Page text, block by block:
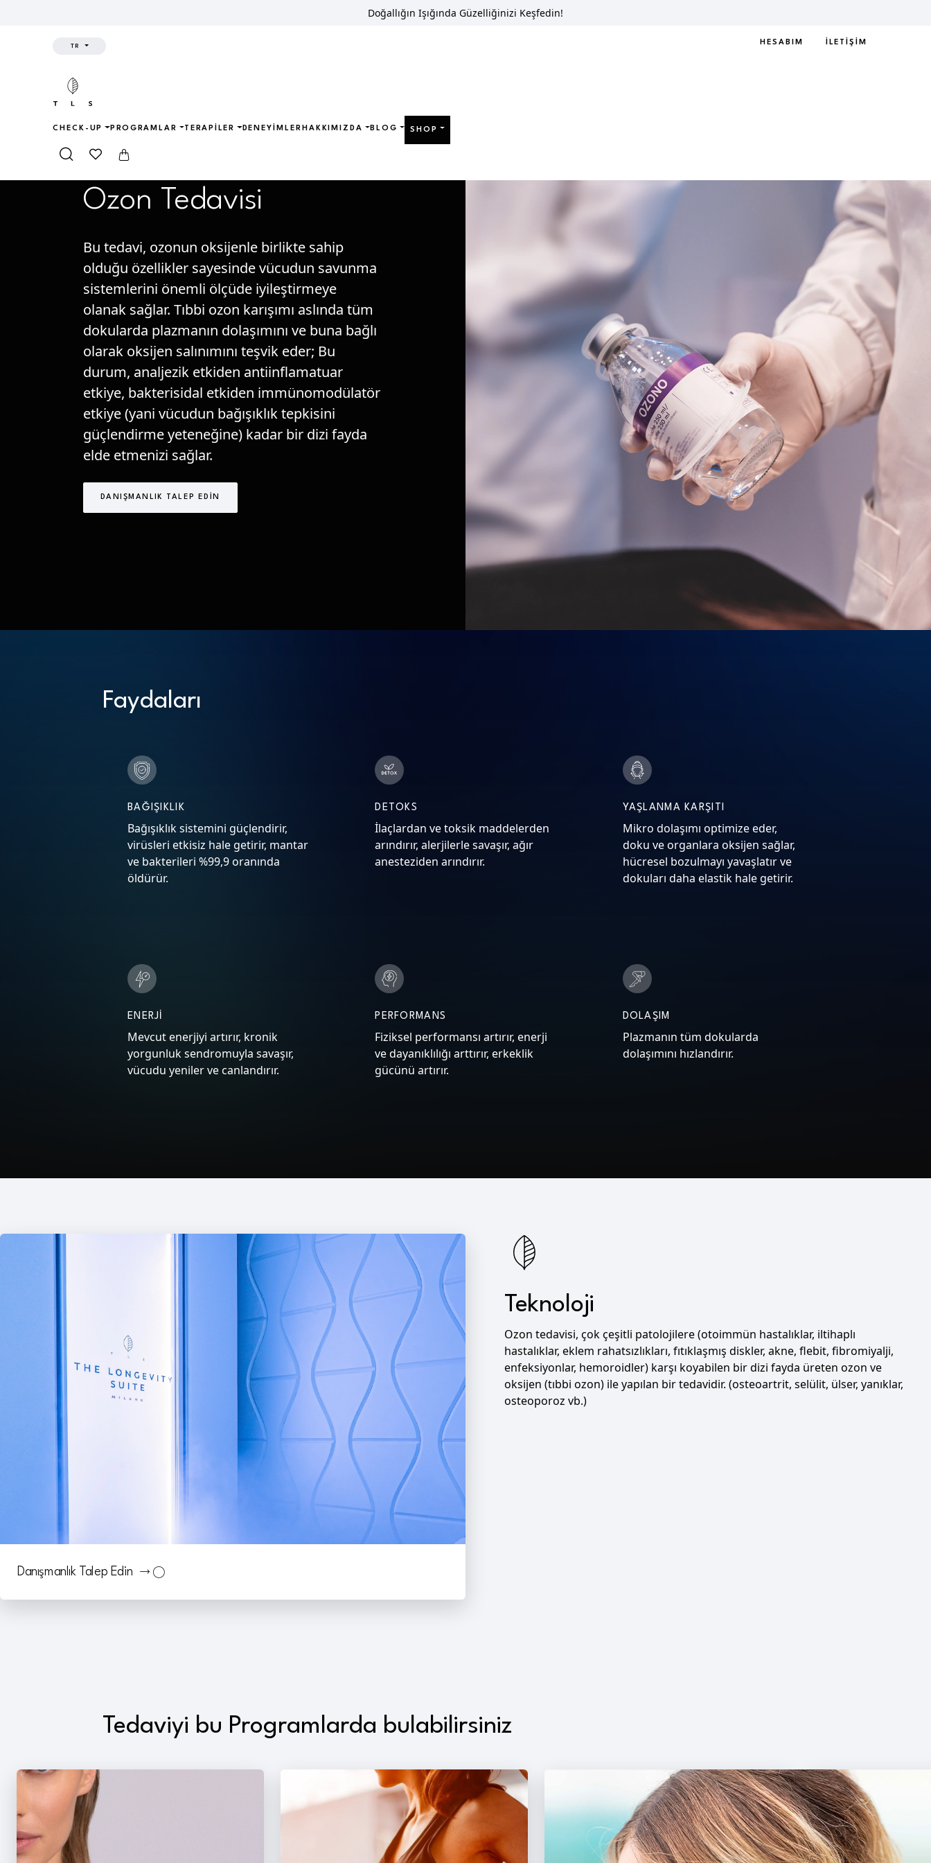
Doğallığın Işığında Güzelliğinizi Keşfedin!
TR HESABIM İLETIŞIM
CHECK-UP PROGRAMLAR TERAPILER DENEYIMLER HAKKIMIZDA BLOG SHOP
Anasayfa Ozon Tedavisi
Ozon Tedavisi
Bu tedavi, ozonun oksijenle birlikte sahip
olduğu özellikler sayesinde vücudun savunma
sistemlerini önemli ölçüde iyileştirmeye
olanak sağlar. Tıbbi ozon karışımı aslında tüm
dokularda plazmanın dolaşımını ve buna bağlı
olarak oksijen salınımını teşvik eder; Bu
durum, analjezik etkiden antiinflamatuar
etkiye, bakterisidal etkiden immünomodülatör
etkiye (yani vücudun bağışıklık tepkisini
güçlendirme yeteneğine) kadar bir dizi fayda
elde etmenizi sağlar.
DANIŞMANLIK TALEP EDIN
Faydaları
BAĞIŞIKLIK
Bağışıklık sistemini güçlendirir,
virüsleri etkisiz hale getirir, mantar
ve bakterileri %99,9 oranında
öldürür.
DETOKS
İlaçlardan ve toksik maddelerden
arındırır, alerjilerle savaşır, ağır
anesteziden arındırır.
YAŞLANMA KARŞITI
Mikro dolaşımı optimize eder,
doku ve organlara oksijen sağlar,
hücresel bozulmayı yavaşlatır ve
dokuları daha elastik hale getirir.
ENERJİ
Mevcut enerjiyi artırır, kronik
yorgunluk sendromuyla savaşır,
vücudu yeniler ve canlandırır.
PERFORMANS
Fiziksel performansı artırır, enerji
ve dayanıklılığı arttırır, erkeklik
gücünü artırır.
DOLAŞIM
Plazmanın tüm dokularda
dolaşımını hızlandırır.
Teknoloji
Ozon tedavisi, çok çeşitli patolojilere (otoimmün hastalıklar, iltihaplı
hastalıklar, eklem rahatsızlıkları, fıtıklaşmış diskler, akne, flebit, fibromiyalji,
enfeksiyonlar, hemoroidler) karşı koyabilen bir dizi fayda üreten ozon ve
oksijen (tıbbi ozon) ile yapılan bir tedavidir. (osteoartrit, selülit, ülser, yanıklar,
osteoporoz vb.)
Danışmanlık Talep Edin
Tedaviyi bu Programlarda bulabilirsiniz